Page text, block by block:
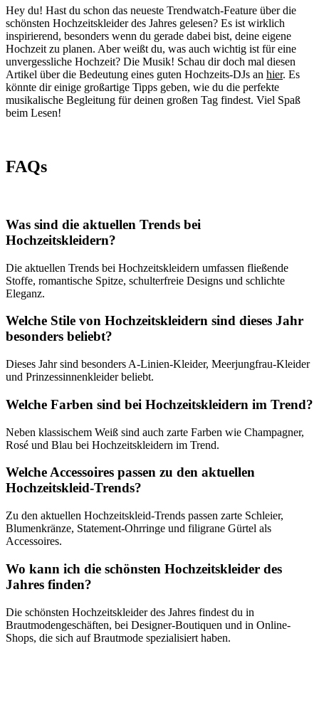
Hey du! Hast du schon das neueste Trendwatch-Feature über die
schönsten Hochzeitskleider des Jahres gelesen? Es ist wirklich
inspirierend, besonders wenn du gerade dabei bist, deine eigene
Hochzeit zu planen. Aber weißt du, was auch wichtig ist für eine
unvergessliche Hochzeit? Die Musik! Schau dir doch mal diesen
Artikel über die Bedeutung eines guten Hochzeits-DJs an hier. Es
könnte dir einige großartige Tipps geben, wie du die perfekte
musikalische Begleitung für deinen großen Tag findest. Viel Spaß
beim Lesen!
FAQs
Was sind die aktuellen Trends bei
Hochzeitskleidern?
Die aktuellen Trends bei Hochzeitskleidern umfassen fließende
Stoffe, romantische Spitze, schulterfreie Designs und schlichte
Eleganz.
Welche Stile von Hochzeitskleidern sind dieses Jahr
besonders beliebt?
Dieses Jahr sind besonders A-Linien-Kleider, Meerjungfrau-Kleider
und Prinzessinnenkleider beliebt.
Welche Farben sind bei Hochzeitskleidern im Trend?
Neben klassischem Weiß sind auch zarte Farben wie Champagner,
Rosé und Blau bei Hochzeitskleidern im Trend.
Welche Accessoires passen zu den aktuellen
Hochzeitskleid-Trends?
Zu den aktuellen Hochzeitskleid-Trends passen zarte Schleier,
Blumenkränze, Statement-Ohrringe und filigrane Gürtel als
Accessoires.
Wo kann ich die schönsten Hochzeitskleider des
Jahres finden?
Die schönsten Hochzeitskleider des Jahres findest du in
Brautmodengeschäften, bei Designer-Boutiquen und in Online-
Shops, die sich auf Brautmode spezialisiert haben.